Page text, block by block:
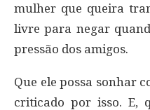
mulher que queira
livre para negar
pressão dos amigos.
Que ele possa sonhar
criticado por isso. E,